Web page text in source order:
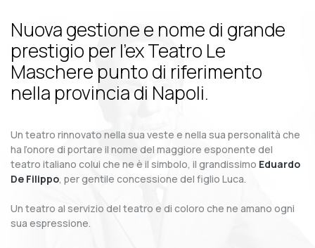
Nuova gestione e nome di grande
prestigio per l’ex Teatro Le
Maschere punto di riferimento
nella provincia di Napoli.
Un teatro rinnovato nella sua veste e nella sua personalità che
ha l’onore di portare il nome del maggiore esponente del
teatro italiano colui che ne è il simbolo, il grandissimo Eduardo
De Filippo, per gentile concessione del figlio Luca.
Un teatro al servizio del teatro e di coloro che ne amano ogni
sua espressione.